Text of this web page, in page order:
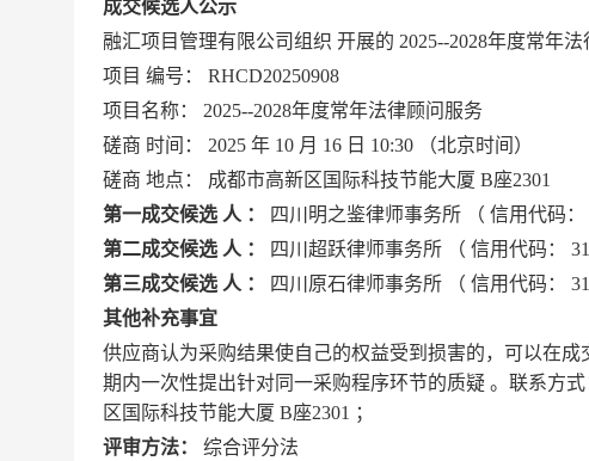
成交候选人公示
融汇项目管理有限公司组织 开展的 2025--2028年度常年
项目 编号： RHCD20250908
项目名称： 2025--2028年度常年法律顾问服务
磋商 时间： 2025 年 10 月 16 日 10:30
（北京时间）
磋商 地点： 成都市高新区国际科技节能大厦 B座2301
第一成交候选 人 ： 四川明之鉴律师事务所 （ 信用代码：
第二成交候选 人 ： 四川超跃律师事务所 （ 信用代码：
第三成交候选 人 ： 四川原石律师事务所 （ 信用代码：
其他补充事宜
供应商认为采购结果使自己的权益受到损害的，可以在
期内一次性提出针对同一采购程序环节的质疑 。联系方式
区国际科技节能大厦 B座2301 ；
评审方法： 综合评分法